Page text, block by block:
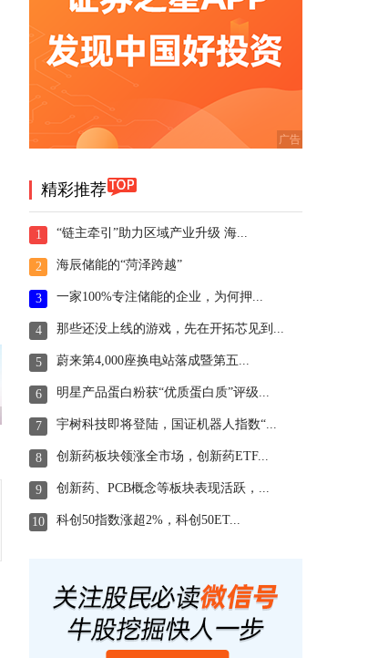
精彩推荐
1 “链主牵引”助力区域产业升级 海...
2 海辰储能的“菏泽跨越”
3 一家100%专注储能的企业，为何押...
4 那些还没上线的游戏，先在开拓芯见到...
5 蔚来第4,000座换电站落成暨第五...
6 明星产品蛋白粉获“优质蛋白质”评级...
7 宇树科技即将登陆，国证机器人指数“...
8 创新药板块领涨全市场，创新药ETF...
9 创新药、PCB概念等板块表现活跃，...
10 科创50指数涨超2%，科创50ET...